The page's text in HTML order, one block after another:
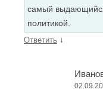
самый
политикой.
Ответить ↓